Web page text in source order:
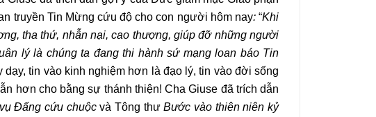
truyền Tin Mừng cứu độ cho con người hôm nay:“Khi
tha thứ, nhẫn nại, cao thượng, giúp đỡ những người
lý là chúng ta đang thi hành sứ mạng loan báo Tin
tin vào kinh nghiệm hơn là đạo lý, tin vào đời sống
hơn cho bằng sự thánh thiện! Cha Giuse đã trích dẫn
Đấng cứu chuộcvà Tông thưBước vào thiên niên kỷ